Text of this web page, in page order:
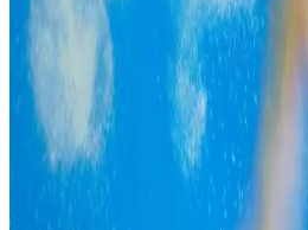
Pollenfilter
Einbau von Filtern in Auto und
Profi-Tipp:
Kombinieren Sie den
unserem
Regenradar
, um die
Outdoor-Aktivitäten zu finden.